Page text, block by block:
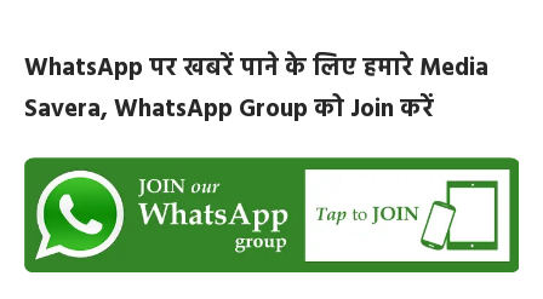
WhatsApp पर खबरें पाने के लिए हमारे Media
Savera, WhatsApp Group को Join करें